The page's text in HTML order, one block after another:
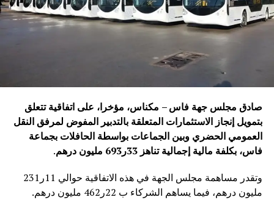
صادق مجلس جهة فاس – مكناس، مؤخرا، على اتفاقية تتعلق
بتمويل إنجاز الاستثمارات المتعلقة بالتدبير المفوض لمرفق النقل
العمومي الحضري وبين الجماعات بواسطة الحافلات بجماعة
فاس، بكلفة مالية إجمالية تناهز 33ر693 مليون درهم
.
وتقدر مساهمة مجلس الجهة في هذه الاتفاقية حوالي 11ر231
مليون درهم، فيما يساهم الشركاء ب 22ر462 مليون درهم.